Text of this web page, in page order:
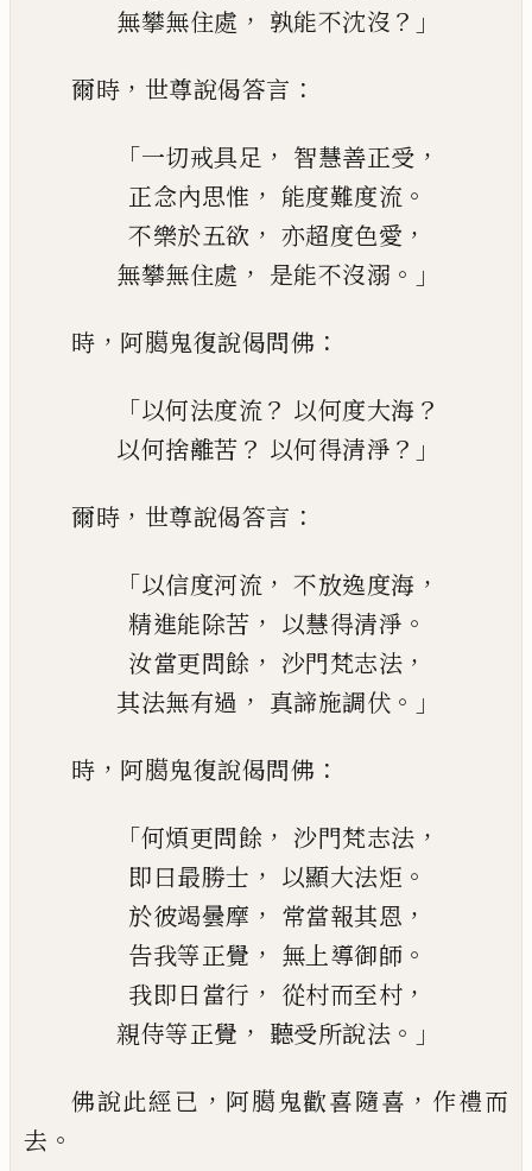
無攀無住處 ， 孰能不沈沒 ？」
爾時 ， 世尊說偈答言 ：
「一切戒具足 ， 智慧善正受 ，
正念內思惟 ， 能度難度流 。
不樂於五欲 ， 亦超度色愛 ，
無攀無住處 ， 是能不沒溺 。」
時 ， 阿臈鬼復說偈問佛 ：
「以何法度流 ？ 以何度大海 ？
以何捨離苦 ？ 以何得清淨 ？」
爾時 ， 世尊說偈答言 ：
「以信度河流 ， 不放逸度海 ，
精進能除苦 ， 以慧得清淨 。
汝當更問餘 ， 沙門梵志法 ，
其法無有過 ， 真諦施調伏 。」
時 ， 阿臈鬼復說偈問佛 ：
「何煩更問餘 ， 沙門梵志法 ，
即曰最勝士 ， 以顯大法炬 。
於彼竭曇摩 ， 常當報其恩 ，
告我等正覺 ， 無上導御師 。
我即日當行 ， 從村而至村 ，
親侍等正覺 ， 聽受所說法 。」
佛說此經已 ， 阿臈鬼歡喜隨喜 ， 作禮而
去 。